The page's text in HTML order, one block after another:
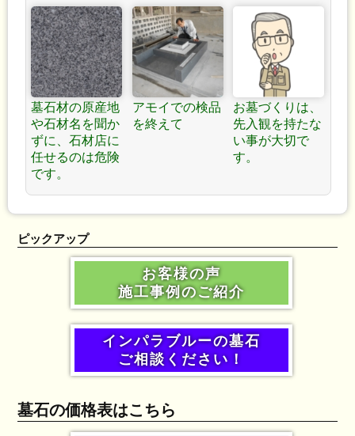
墓石材の原産地
や石材名を聞か
ずに、石材店に
任せるのは危険
です。
アモイでの検品
を終えて
お墓づくりは、
先入観を持たな
い事が大切で
す。
ピックアップ
お客様の声
施工事例のご紹介
インパラブルーの墓石
ご相談ください！
墓石の価格表はこちら